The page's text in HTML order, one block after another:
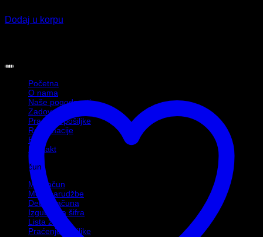
Dodaj u korpu
Informacije
Početna
O nama
Naše pogodnosti
Zadovoljni kupci
Praćenje pošiljke
Reklamacije
Blog
Kontakt
Moj račun
Moj račun
Moje narudžbe
Detalji računa
Izgubljena šifra
Lista želja
Praćenje pošiljke